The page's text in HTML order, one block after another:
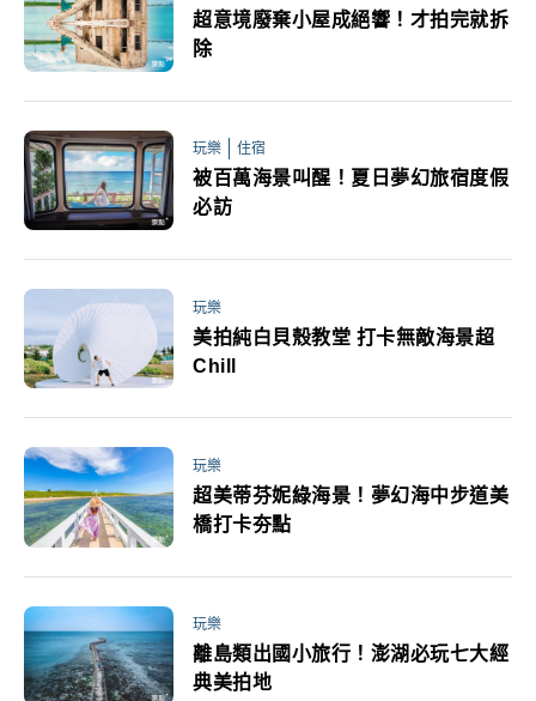
超意境廢棄小屋成絕響！才拍完就拆
除
玩樂 住宿
被百萬海景叫醒！夏日夢幻旅宿度假
必訪
玩樂
美拍純白貝殼教堂 打卡無敵海景超
Chill
玩樂
超美蒂芬妮綠海景！夢幻海中步道美
橋打卡夯點
玩樂
離島類出國小旅行！澎湖必玩七大經
典美拍地